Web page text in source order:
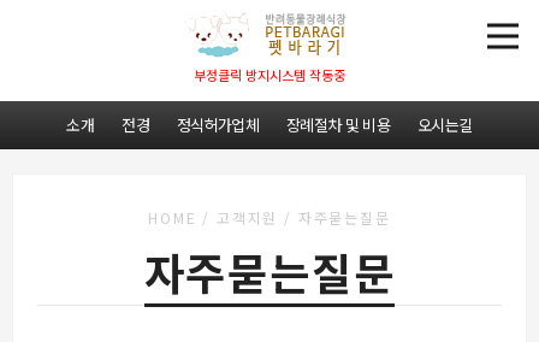
부정클릭 방지시스템 작동중
소개 전경 정식허가업체 장례절차 및 비용 오시는길
HOME /고객지원 / 자주묻는질문
자주묻는질문